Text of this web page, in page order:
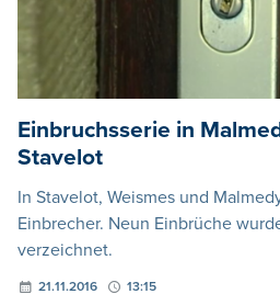
Einbruchsserie in
Stavelot
In Stavelot, Weismes und
Einbrecher. Neun Einbrüche
verzeichnet.
21.11.2016 13:15